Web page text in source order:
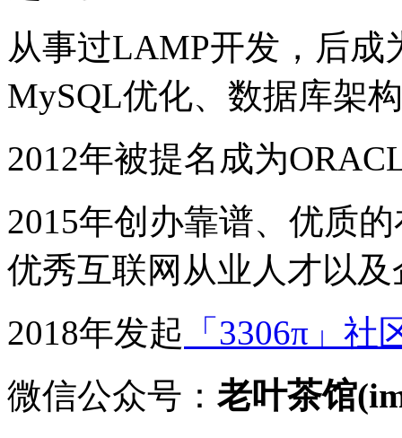
从事过LAMP开发，后成
MySQL优化、数据库架
2012年被提名成为
2015年创办靠谱、优质
优秀互联网从业人才以
2018年发起 「3306π」社
微信公众号： 老叶茶馆